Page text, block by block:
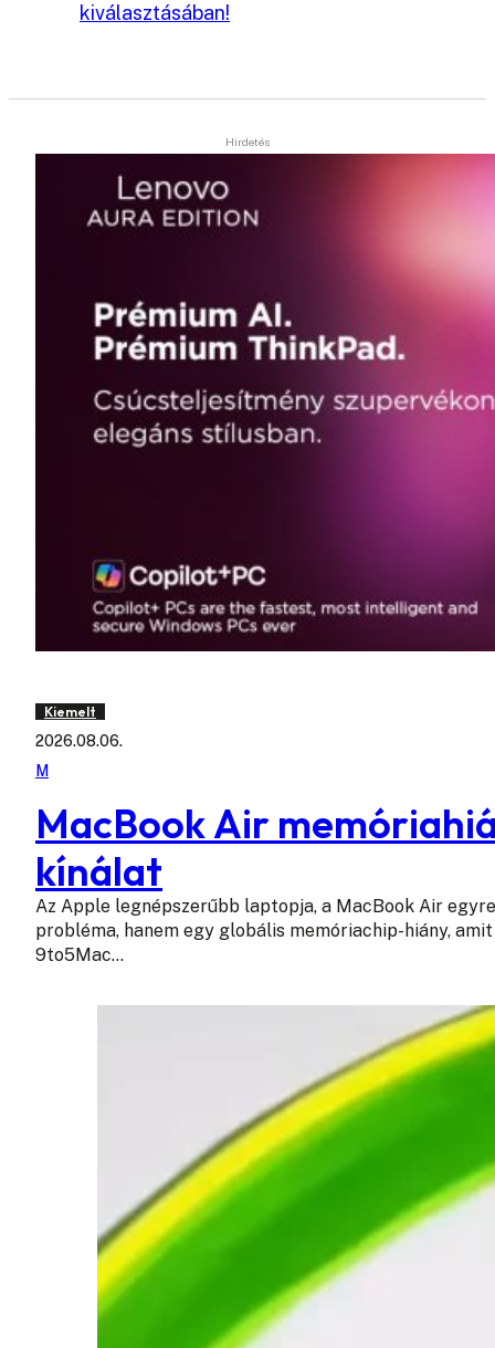
kiválasztásában!
Kiemelt
2026.08.06.
M
MacBook Air
kínálat
Az Apple legnépszerűbb laptopja, a MacBook Air
probléma, hanem egy globális memóriachip-hiány,
9to5Mac…